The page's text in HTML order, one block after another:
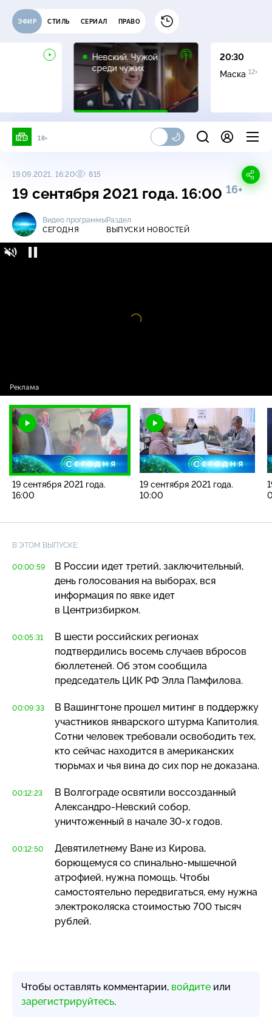
ЭФИР СТИЛЬ СЕРИАЛ ПРАВО
Невский. Чужой
среди чужих
16+
20:30
Маска 12+
18+
19.09.2021, 16:20 815
19 сентября 2021 года. 16:00 16+
Видео программы
СЕГОДНЯ
Раздел
ВЫПУСКИ НОВОСТЕЙ
Видео
19 сентября 2021 года.
16:00
19 сентября 2021 года.
10:00
В ЭТОМ ВЫПУСКЕ:
00:00:59
В России идет третий, заключительный,
день голосования на выборах, вся
информация по явке идет
в Центризбирком.
00:05:31
В шести российских регионах
подтвердились восемь случаев вбросов
бюллетеней. Об этом сообщила
председатель ЦИК РФ Элла Памфилова.
00:09:33
В Вашингтоне прошел митинг в поддержку
участников январского штурма Капитолия.
Сотни человек требовали освободить тех,
кто сейчас находится в американских
тюрьмах и чья вина до сих пор не доказана.
00:12:23
В Волгограде освятили воссозданный
Александро-Невский собор,
уничтоженный в начале 30-х годов.
00:12:50
Девятилетнему Ване из Кирова,
борющемуся со спинально-мышечной
атрофией, нужна помощь. Чтобы
самостоятельно передвигаться, ему нужна
электроколяска стоимостью 700 тысяч
рублей.
Чтобы оставлять комментарии, войдите или
зарегистрируйтесь.